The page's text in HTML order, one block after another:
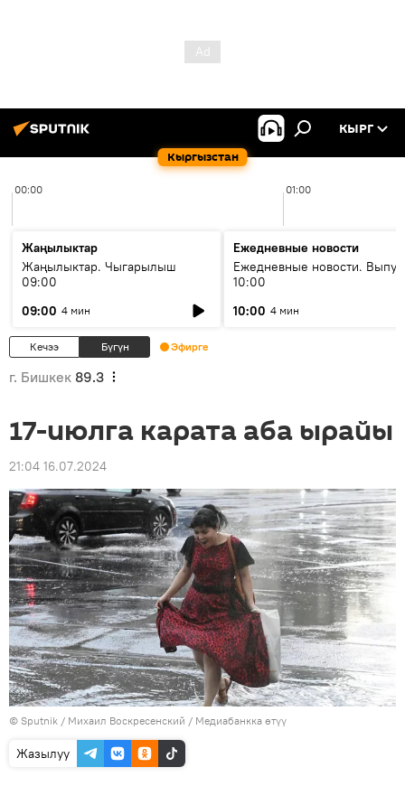
Кыргызстан
КЫРГ
00:00 01:00
Жаңылыктар
Жаңылыктар. Чыгарылыш
09:00
09:00 4 мин
Ежедневные новости
Ежедневные новости.
10:00
10:00 4 мин
Кечээ Бүгүн Эфирге
г. Бишкек 89.3
17-июлга карата аба ырайы
21:04 16.07.2024
© Sputnik / Михаил Воскресенский / Медиабанкка өтүү
Жазылуу